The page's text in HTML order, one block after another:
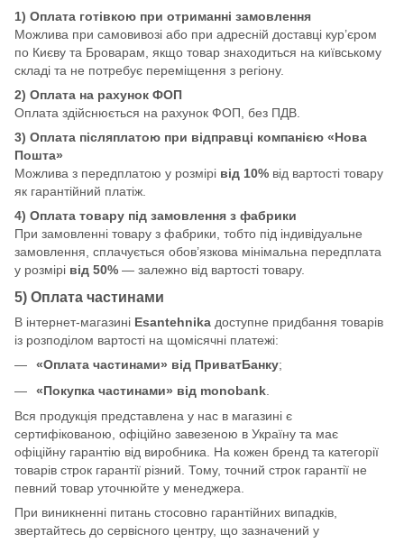
1) Оплата готівкою при отриманні замовлення
Можлива при самовивозі або при адресній доставці кур’єром
по Києву та Броварам, якщо товар знаходиться на київському
складі та не потребує переміщення з регіону.
2) Оплата на рахунок ФОП
Оплата здійснюється на рахунок ФОП, без ПДВ.
3) Оплата післяплатою при відправці компанією «Нова
Пошта»
Можлива з передплатою у розмірі від 10% від вартості товару
як гарантійний платіж.
4) Оплата товару під замовлення з фабрики
При замовленні товару з фабрики, тобто під індивідуальне
замовлення, сплачується обов’язкова мінімальна передплата
у розмірі від 50% — залежно від вартості товару.
5) Оплата частинами
В інтернет-магазині Esantehnika доступне придбання товарів
із розподілом вартості на щомісячні платежі:
«Оплата частинами» від ПриватБанку;
«Покупка частинами» від monobank
Вся продукція представлена у нас в магазині є
сертифікованою, офіційно завезеною в Україну та має
офіційну гарантію від виробника. На кожен бренд та категорії
товарів строк гарантії різний. Тому, точний строк гарантії не
певний товар уточнюйте у менеджера.
При виникненні питань стосовно гарантійних випадків,
звертайтесь до сервісного центру, що зазначений у